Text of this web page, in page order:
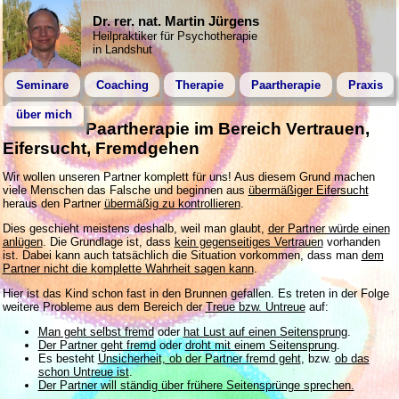
Dr. rer. nat. Martin Jürgens
Heilpraktiker für Psychotherapie
in Landshut
Seminare Coaching Therapie Paartherapie Praxis
über mich
Paartherapie im Bereich Vertrauen,
Eifersucht, Fremdgehen
Wir wollen unseren Partner komplett für uns! Aus diesem Grund machen
viele Menschen das Falsche und beginnen aus übermäßiger Eifersucht
heraus den Partner übermäßig zu kontrollieren.
Dies geschieht meistens deshalb, weil man glaubt, der Partner würde einen
anlügen. Die Grundlage ist, dass kein gegenseitiges Vertrauenvorhanden
ist. Dabei kann auch tatsächlich die Situation vorkommen, dass man dem
Partner nicht die komplette Wahrheit sagen kann.
Hier ist das Kind schon fast in den Brunnen gefallen. Es treten in der Folge
weitere Probleme aus dem Bereich derTreue bzw. Untreueauf:
Man geht selbst fremdoder hat Lust auf einen Seitensprung.
Der Partner geht fremdoderdroht mit einem Seitensprung.
Es besteht Unsicherheit, ob der Partner fremd geht, bzw. ob das
schon Untreue ist.
Der Partner will ständig über frühere Seitensprünge sprechen.